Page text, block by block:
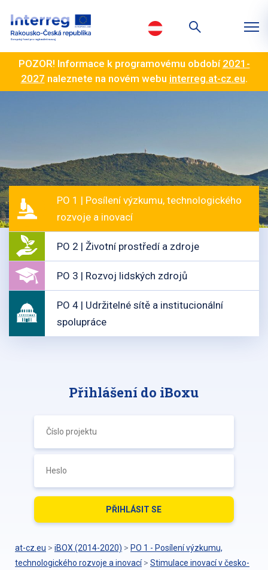
POZOR! Informace k programovému období 2021-
2027 naleznete na novém webu interreg.at-cz.eu.
PO 1 | Posílení výzkumu, technologického
rozvoje a inovací
PO 2 | Životní prostředí a zdroje
PO 3 | Rozvoj lidských zdrojů
PO 4 | Udržitelné sítě a institucionální
spolupráce
Přihlášení do iBoxu
at-cz.eu > iBOX (2014-2020) > PO 1 - Posílení výzkumu,
technologického rozvoje a inovací > Stimulace inovací v česko-